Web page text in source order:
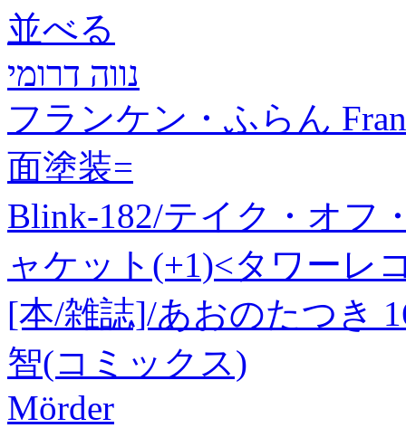
並べる
נווה דרומי
フランケン・ふらん
面塗装=
Blink-182/テイク・オフ
ャケット(+1)<タワーレ
[本/雑誌]/あおのたつき
智(コミックス)
Mörder